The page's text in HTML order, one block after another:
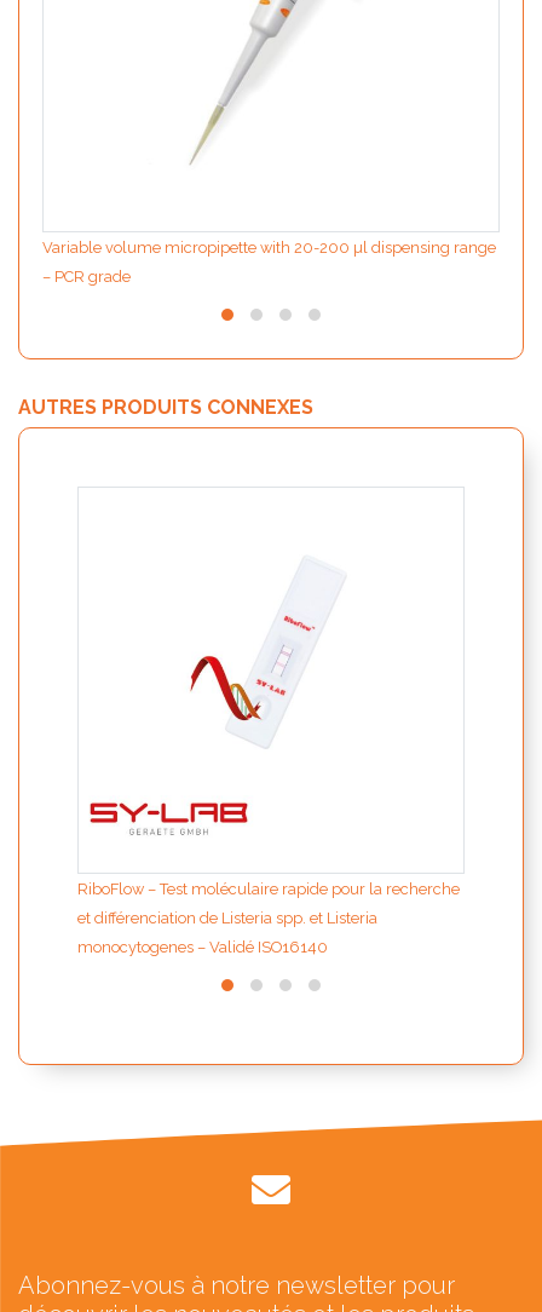
Variable volume micropipette with 20-200 µl dispensing range
– PCR grade
AUTRES PRODUITS CONNEXES
RiboFlow – Test moléculaire rapide pour la recherche
et différenciation de Listeria spp. et Listeria
monocytogenes – Validé ISO16140
Abonnez-vous à notre newsletter pour